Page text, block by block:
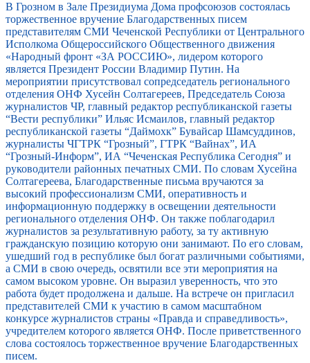
В Грозном в Зале Президиума Дома профсоюзов состоялась
торжественное вручение Благодарственных писем
представителям СМИ Чеченской Республики от Центрального
Исполкома Общероссийского Общественного движения
«Народный фронт «ЗА РОССИЮ», лидером которого
является Президент России Владимир Путин. На
мероприятии присутствовал сопредседатель регионального
отделения ОНФ Хусейн Солтагереев, Председатель Союза
журналистов ЧР, главный редактор республиканской газеты
“Вести республики” Ильяс Исмаилов, главный редактор
республиканской газеты “Даймохк” Бувайсар Шамсуддинов,
журналисты ЧГТРК “Грозный”, ГТРК “Вайнах”, ИА
“Грозный-Информ”, ИА “Чеченская Республика Сегодня” и
руководители районных печатных СМИ. По словам Хусейна
Солтагереева, Благодарственные письма вручаются за
высокий профессионализм СМИ, оперативность и
информационную поддержку в освещении деятельности
регионального отделения ОНФ. Он также поблагодарил
журналистов за результативную работу, за ту активную
гражданскую позицию которую они занимают. По его словам,
ушедший год в республике был богат различными событиями,
а СМИ в свою очередь, освятили все эти мероприятия на
самом высоком уровне. Он выразил уверенность, что это
работа будет продолжена и дальше. На встрече он пригласил
представителей СМИ к участию в самом масштабном
конкурсе журналистов страны «Правда и справедливость»,
учредителем которого является ОНФ. После приветственного
слова состоялось торжественное вручение Благодарственных
писем.